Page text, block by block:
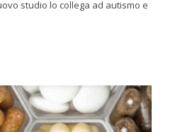
studio lo collega ad autismo e